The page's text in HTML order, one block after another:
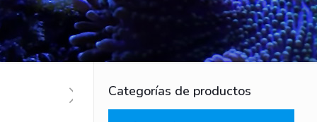
Categorías de productos